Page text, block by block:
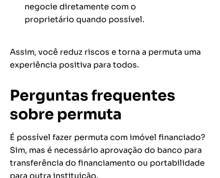
negocie diretamente com o
proprietário quando possível.
Assim, você reduz riscos e torna a permuta uma
experiência positiva para todos.
Perguntas frequentes
sobre permuta
É possível fazer permuta com imóvel financiado?
Sim, mas é necessário aprovação do banco para
transferência do financiamento ou portabilidade
para outra instituição.